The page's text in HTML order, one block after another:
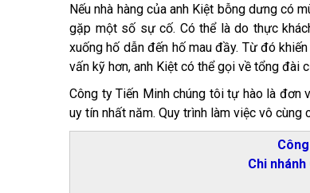
Nếu nhà hàng của anh Kiệt bỗng dưng có
gặp một số sự cố. Có thể là do thực
xuống hố dẫn đến hố mau đầy. Từ đó
vấn kỹ hơn, anh Kiệt có thể gọi về tổng đài
Công ty Tiến Minh chúng tôi tự hào là
uy tín nhất năm. Quy trình làm việc vô
Chi